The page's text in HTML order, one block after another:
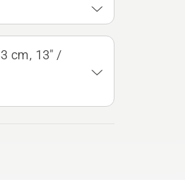
cm, 13" /